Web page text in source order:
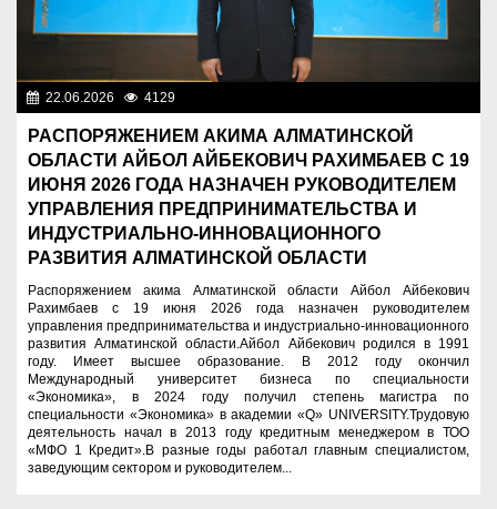
22.06.2026 4129
РАСПОРЯЖЕНИЕМ АКИМА АЛМАТИНСКОЙ
ОБЛАСТИ АЙБОЛ АЙБЕКОВИЧ РАХИМБАЕВ С 19
ИЮНЯ 2026 ГОДА НАЗНАЧЕН РУКОВОДИТЕЛЕМ
УПРАВЛЕНИЯ ПРЕДПРИНИМАТЕЛЬСТВА И
ИНДУСТРИАЛЬНО-ИННОВАЦИОННОГО
РАЗВИТИЯ АЛМАТИНСКОЙ ОБЛАСТИ
Распоряжением акима Алматинской области Айбол Айбекович
Рахимбаев с 19 июня 2026 года назначен руководителем
управления предпринимательства и индустриально-инновационного
развития Алматинской области.Айбол Айбекович родился в 1991
году. Имеет высшее образование. В 2012 году окончил
Международный университет бизнеса по специальности
«Экономика», в 2024 году получил степень магистра по
специальности «Экономика» в академии «Q» UNIVERSITY.Трудовую
деятельность начал в 2013 году кредитным менеджером в ТОО
«МФО 1 Кредит».В разные годы работал главным специалистом,
заведующим сектором и руководителем...